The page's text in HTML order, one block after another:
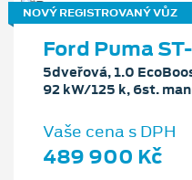
NOVÝ REGISTROVANÝ VŮZ
Ford Puma
5dveřová, 1.0
92 kW/125 k, 6st.
Vaše cena s DPH
489 900 Kč